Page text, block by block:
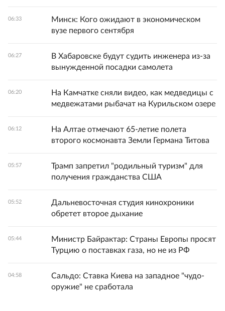
06:33
Минск: Кого ожидают в экономическом
вузе первого сентября
06:27
В Хабаровске будут судить инженера из-за
вынужденной посадки самолета
06:20
На Камчатке сняли видео, как медведицы с
медвежатами рыбачат на Курильском озере
06:12
На Алтае отмечают 65-летие полета
второго космонавта Земли Германа Титова
05:57
Трамп запретил "родильный туризм" для
получения гражданства США
05:52
Дальневосточная студия кинохроники
обретет второе дыхание
05:44
Министр Байрактар: Страны Европы просят
Турцию о поставках газа, но не из РФ
04:58
Сальдо: Ставка Киева на западное "чудо-
оружие" не сработала